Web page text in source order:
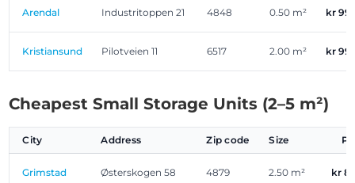
Arendal Industritoppen 21 4848 0.50 m² kr
Kristiansund Pilotveien 11 6517 2.00 m² kr
Cheapest Small Storage Units (2–5 m²)
City Address Zip code Size
Grimstad Østerskogen 58 4879 2.50 m² kr